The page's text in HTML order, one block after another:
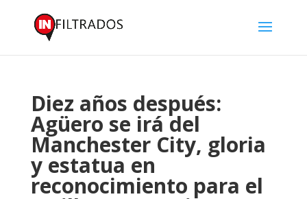
Diez años después:
Agüero se irá del
Manchester City, gloria
y estatua en
reconocimiento para el